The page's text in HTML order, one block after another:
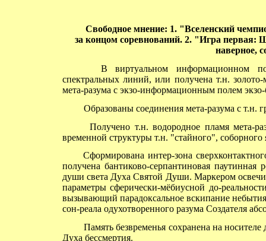
Свободное мнение: 1. "Вселенский
за концом соревнований. 2. "Игра первая:
наверное,
В виртуальном информационном поле
спектральных линий, или получена т.н.
мета-разума с экзо-информационным полем
Образованы соединения мета-разума с т.н.
Получено т.н. водородное пламя мета-
временной структуры т.н. "стайного",
Сформирована интер-зона
получена бантиково-серпантиновая паутинная
души света Духа Святой Души. Маркером
параметры сферически-мёбиусной до-
вызывающий парадоксальное вскипание
сон-реала одухотворенного разума Создателя
Память безвременья сохранена на
Духа бессмертия.